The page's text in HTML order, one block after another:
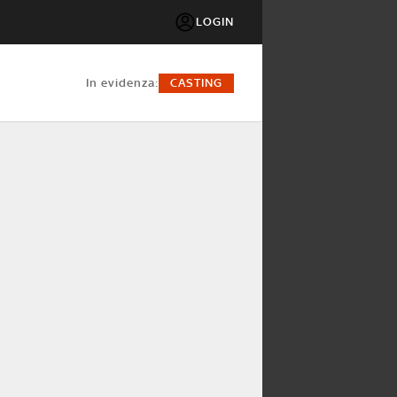
LOGIN
in evidenza: CASTING